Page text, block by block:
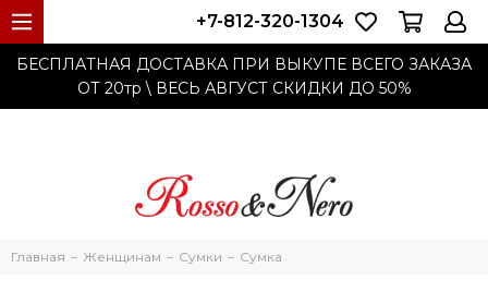
БЕСПЛАТНАЯ ДОСТАВКА ПРИ ВЫКУПЕ ВСЕГО ЗАКАЗА
ОТ 20тр \ ВЕСЬ АВГУСТ СКИДКИ ДО 50%
+7-812-320-1304
Главная Женщинам Cумки Сумка